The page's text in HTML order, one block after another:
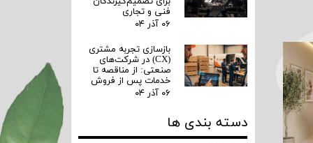
فنی و تجاری
۰۶ آذر ۰۴
بازسازی تجربه مشتری
(CX) در شرکت‌های
صنعتی: از مناقصه تا
خدمات پس از فروش
۰۶ آذر ۰۴
دسته بندی ها